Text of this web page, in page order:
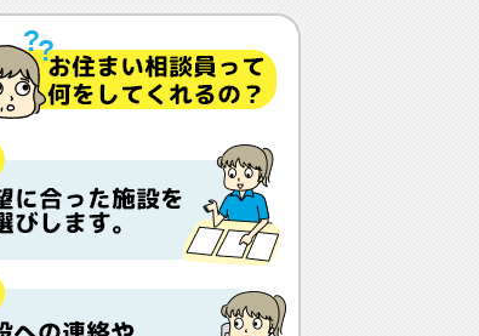
入居金が無料～何千万円と大きな差が
あるけど、どこが違うの？
入居するとどんな人がサービスをして
くれるの？
本当に相談無料？
他の紹介会社と「ウチシルベ」はどう
違うの？aa